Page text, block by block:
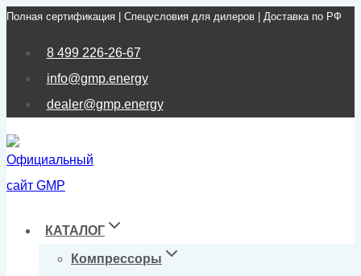
Перейти
Полная сертификация | Спецусловия для дилеров | Доставка по РФ
8 499 226-26-67
info@gmp.energy
dealer@gmp.energy
КАТАЛОГ
Компрессоры